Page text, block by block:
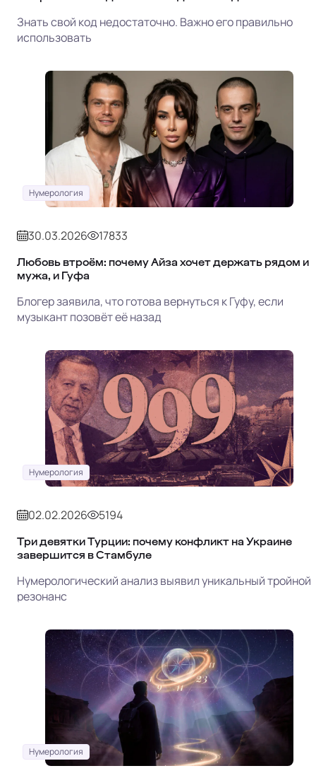
Знать свой код недостаточно. Важно его правильно
использовать
Нумерология
30.03.2026 17833
Любовь втроём: почему Айза хочет держать рядом и
мужа, и Гуфа
Блогер заявила, что готова вернуться к Гуфу, если
музыкант позовёт её назад
Нумерология
02.02.2026 5194
Три девятки Турции: почему конфликт на Украине
завершится в Стамбуле
Нумерологический анализ выявил уникальный тройной
резонанс
Нумерология